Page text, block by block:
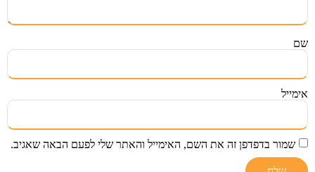
שם
אימייל
שמור בדפדפן זה את השם, האימייל והאתר שלי לפעם הבאה שאגיב.